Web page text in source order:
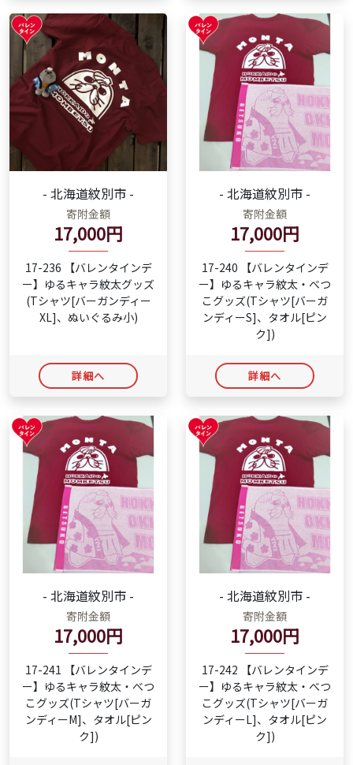
- 北海道紋別市 -
寄附金額
17,000円
17-236 【バレンタインデ
ー】ゆるキャラ紋太グッズ
(Tシャツ[バーガンディー
XL]、ぬいぐるみ小)
詳細へ
- 北海道紋別市 -
寄附金額
17,000円
17-240 【バレンタインデ
ー】ゆるキャラ紋太・べつ
こグッズ(Tシャツ[バーガ
ンディーS]、タオル[ピン
ク])
詳細へ
- 北海道紋別市 -
寄附金額
17,000円
17-241 【バレンタインデ
ー】ゆるキャラ紋太・べつ
こグッズ(Tシャツ[バーガ
ンディーM]、タオル[ピン
ク])
- 北海道紋別市 -
寄附金額
17,000円
17-242 【バレンタインデ
ー】ゆるキャラ紋太・べつ
こグッズ(Tシャツ[バーガ
ンディーL]、タオル[ピン
ク])